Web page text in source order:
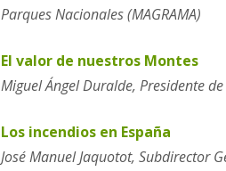
Parques Nacionales (MAGRAMA)
El valor de nuestros Montes
Miguel Ángel Duralde, Presidente de
Los incendios en España
José Manuel Jaquotot, Subdirector